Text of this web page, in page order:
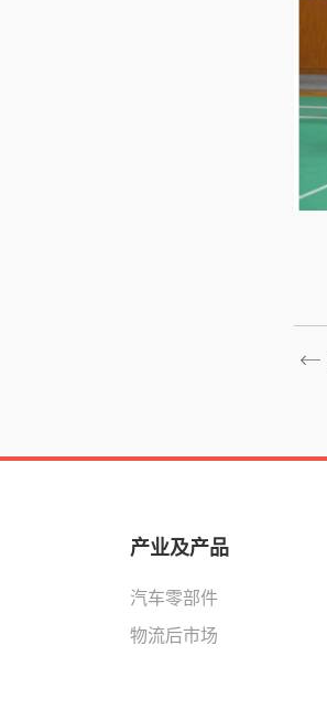
产业及产品
汽车零部件
物流后市场